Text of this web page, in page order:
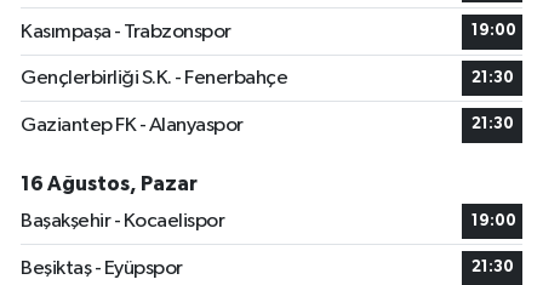
Kasımpaşa - Trabzonspor 19:00
Gençlerbirliği S.K. - Fenerbahçe 21:30
Gaziantep FK - Alanyaspor 21:30
16 Ağustos, Pazar
Başakşehir - Kocaelispor
19:00
Beşiktaş - Eyüpspor 21:30